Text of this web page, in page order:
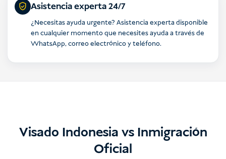
Asistencia experta 24/7
¿Necesitas ayuda urgente? Asistencia experta disponible
en cualquier momento que necesites ayuda a través de
WhatsApp, correo electrónico y teléfono.
Visado Indonesia vs Inmigración
Oficial